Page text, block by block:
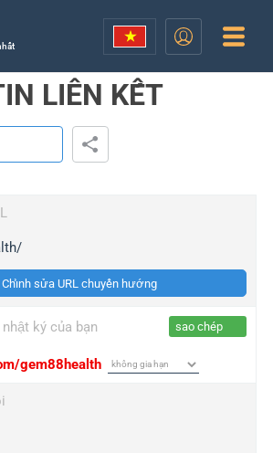
LIÊN KẾT
Chỉnh sửa URL chuyển hướng
ký của bạn sao chép
gem88health